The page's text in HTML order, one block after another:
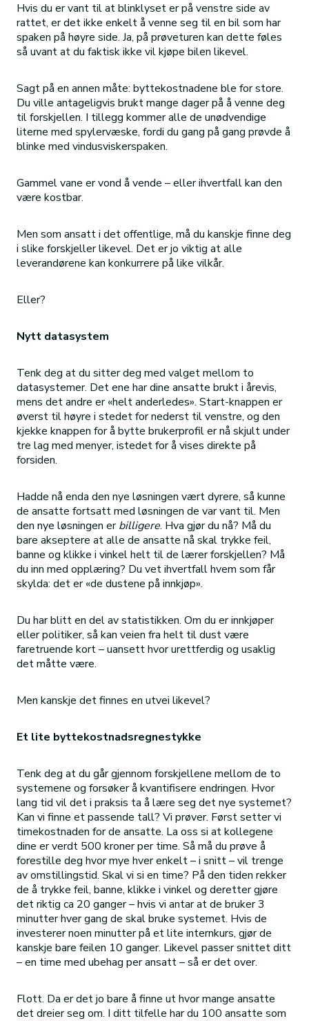
Hvis du er vant til at blinklyset er på venstre side av
rattet, er det ikke enkelt å venne seg til en bil som har
spaken på høyre side. Ja, på prøveturen kan dette føles
så uvant at du faktisk ikke vil kjøpe bilen likevel.
Sagt på en annen måte: byttekostnadene ble for store.
Du ville antageligvis brukt mange dager på å venne deg
til forskjellen. I tillegg kommer alle de unødvendige
literne med spylervæske, fordi du gang på gang prøvde å
blinke med vindusviskerspaken.
Gammel vane er vond å vende – eller ihvertfall kan den
være kostbar.
Men som ansatt i det offentlige, må du kanskje finne deg
i slike forskjeller likevel. Det er jo viktig at alle
leverandørene kan konkurrere på like vilkår.
Eller?
Nytt datasystem
Tenk deg at du sitter deg med valget mellom to
datasystemer. Det ene har dine ansatte brukt i årevis,
mens det andre er «helt anderledes». Start-knappen er
øverst til høyre i stedet for nederst til venstre, og den
kjekke knappen for å bytte brukerprofil er nå skjult under
tre lag med menyer, istedet for å vises direkte på
forsiden.
Hadde nå enda den nye løsningen vært dyrere, så kunne
de ansatte fortsatt med løsningen de var vant til. Men
den nye løsningen erbilligere. Hva gjør du nå? Må du
bare akseptere at alle de ansatte nå skal trykke feil,
banne og klikke i vinkel helt til de lærer forskjellen? Må
du inn med opplæring? Du vet ihvertfall hvem som får
skylda: det er «de dustene på innkjøp».
Du har blitt en del av statistikken. Om du er innkjøper
eller politiker, så kan veien fra helt til dust være
faretruende kort – uansett hvor urettferdig og usaklig
det måtte være.
Men kanskje det finnes en utvei likevel?
Et lite byttekostnadsregnestykke
Tenk deg at du går gjennom forskjellene mellom de to
systemene og forsøker å kvantifisere endringen. Hvor
lang tid vil det i praksis ta å lære seg det nye systemet?
Kan vi finne et passende tall? Vi prøver. Først setter vi
timekostnaden for de ansatte. La oss si at kollegene
dine er verdt 500 kroner per time. Så må du prøve å
forestille deg hvor mye hver enkelt – i snitt – vil trenge
av omstillingstid. Skal vi si en time? På den tiden rekker
de å trykke feil, banne, klikke i vinkel og deretter gjøre
det riktig ca 20 ganger – hvis vi antar at de bruker 3
minutter hver gang de skal bruke systemet. Hvis de
investerer noen minutter på et lite internkurs, gjør de
kanskje bare feilen 10 ganger. Likevel passer snittet ditt
– en time med ubehag per ansatt – så er det over.
Flott. Da er det jo bare å finne ut hvor mange ansatte
det dreier seg om. I ditt tilfelle har du 100 ansatte som